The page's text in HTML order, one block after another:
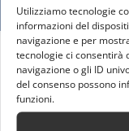
Utilizziamo tecnologie
informazioni del
navigazione e per
tecnologie ci consentirà
navigazione o gli ID
del consenso possono
funzioni.
Home
Corsi di
opportunità e